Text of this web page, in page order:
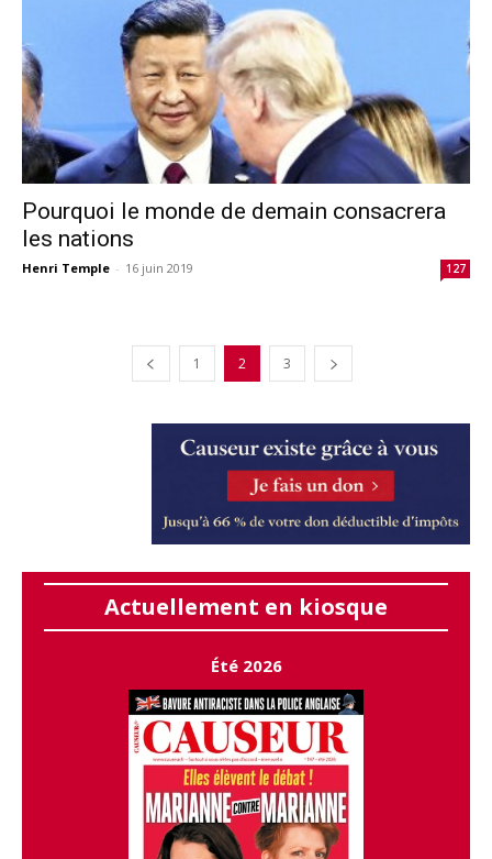
Pourquoi le monde de demain consacrera
les nations
Henri Temple - 16 juin 2019 127
1 2 3
Actuellement en kiosque
Été 2026